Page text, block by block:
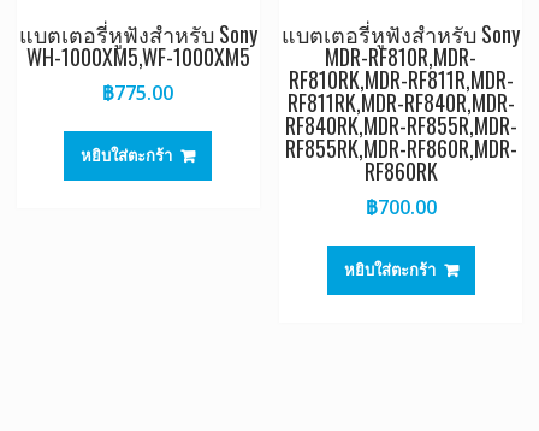
แบตเตอรี่หูฟังสำหรับ Sony
WH-1000XM5,WF-1000XM5
฿775.00
หยิบใส่ตะกร้า
แบตเตอรี่หูฟังสำหรับ Sony
MDR-RF810R,MDR-
RF810RK,MDR-RF811R,MDR-
RF811RK,MDR-RF840R,MDR-
RF840RK,MDR-RF855R,MDR-
RF855RK,MDR-RF860R,MDR-
RF860RK
฿700.00
หยิบใส่ตะกร้า